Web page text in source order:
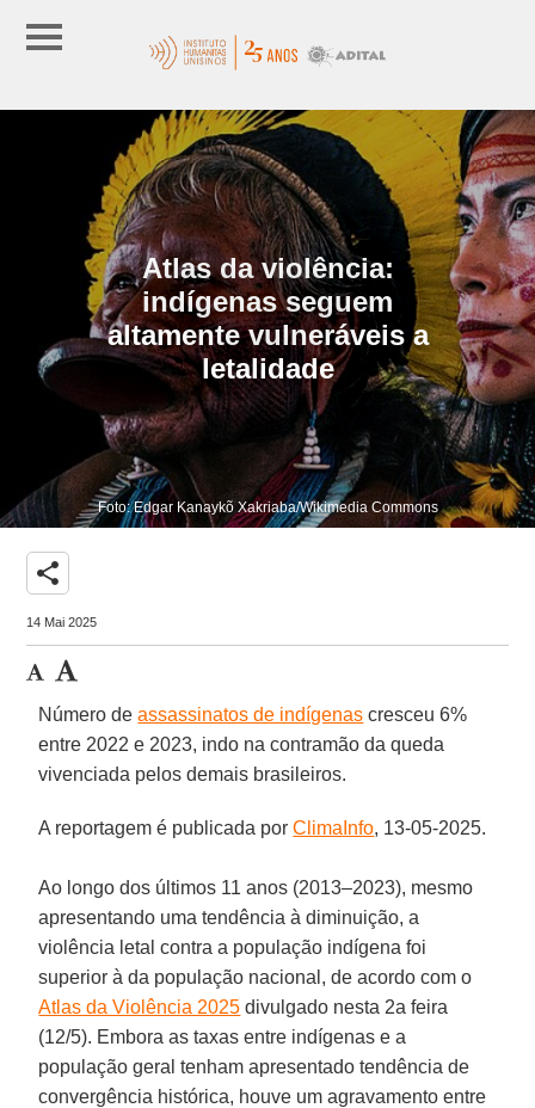
Atlas da violência:
indígenas seguem
altamente vulneráveis a
letalidade
Foto: Edgar Kanaykõ Xakriaba/Wikimedia Commons
share
14 Mai 2025
Número deassassinatos de indígenas cresceu 6%
entre 2022 e 2023, indo na contramão da queda
vivenciada pelos demais brasileiros.
A reportagem é publicada porClimaInfo, 13-05-2025.
Ao longo dos últimos 11 anos (2013–2023), mesmo
apresentando uma tendência à diminuição, a
violência letal contra a população indígena foi
superior à da população nacional, de acordo com o
Atlas da Violência 2025 divulgado nesta 2a feira
(12/5). Embora as taxas entre indígenas e a
população geral tenham apresentado tendência de
convergência histórica, houve um agravamento entre